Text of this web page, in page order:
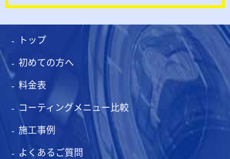
トップ
初めての方へ
料金表
コーティングメニュー比較
施工事例
よくあるご質問